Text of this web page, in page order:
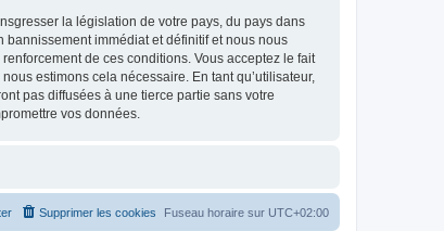
la législation de votre pays, du pays dans
immédiat et définitif et nous nous
de ces conditions. Vous acceptez le fait
estimons cela nécessaire. En tant qu’utilisateur,
pas diffusées à une tierce partie sans votre
vos données.
Fuseau horaire sur UTC+02:00
Supprimer les cookies